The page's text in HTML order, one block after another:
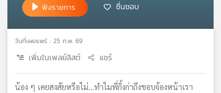
เครือ
วิทยุ
ไทย
ฟังรายการ ชื่นชอบ
วันที่เผยแพร่ : 25 ก.พ. 69
เพิ่มในเพลย์ลิสต์ แชร์
น้อง ๆ เคยสงสัยหรือไม่…ทำไมพี่กิ้งก่าถึงชอบจ้องหน้าเรา